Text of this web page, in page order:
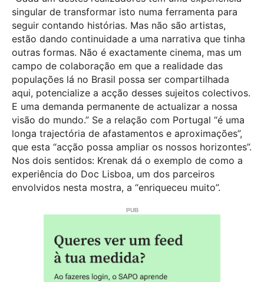
singular de transformar isto numa ferramenta para
seguir contando histórias. Mas não são artistas,
estão dando continuidade a uma narrativa que tinha
outras formas. Não é exactamente cinema, mas um
campo de colaboração em que a realidade das
populações lá no Brasil possa ser compartilhada
aqui, potencialize a acção desses sujeitos colectivos.
E uma demanda permanente de actualizar a nossa
visão do mundo.” Se a relação com Portugal “é uma
longa trajectória de afastamentos e aproximações”,
que esta “acção possa ampliar os nossos horizontes”.
Nos dois sentidos: Krenak dá o exemplo de como a
experiência do Doc Lisboa, um dos parceiros
envolvidos nesta mostra, a “enriqueceu muito”.